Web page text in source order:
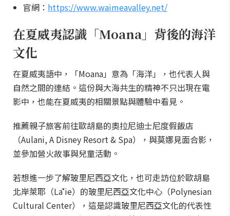
官網： https://www.waimeavalley.net/
在夏威夷認識「Moana」背後的海洋
文化
在夏威夷語中，「Moana」意為「海洋」，也代表人與
自然之間的連結。這份與大海共生的精神不只出現在電
影中，也能在夏威夷的相關景點與體驗中看見。
推薦親子旅客前往歐胡島的奧拉尼迪士尼度假飯店
（Aulani, A Disney Resort & Spa），與莫娜見面合影，
並參加營火故事與兒童活動。
若想進一步了解玻里尼西亞文化，也可走訪位於歐胡島
北岸萊耶（Lāʻie）的玻里尼西亞文化中心（Polynesian
Cultural Center），這是認識玻里尼西亞文化的代表性